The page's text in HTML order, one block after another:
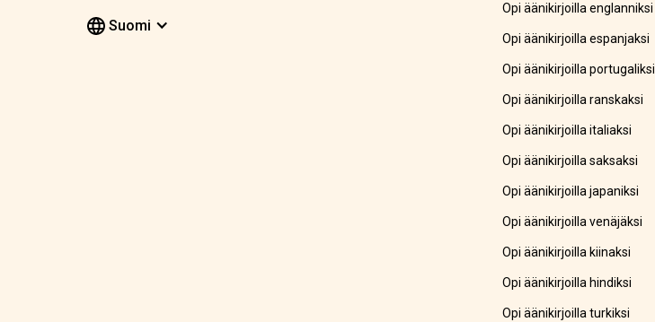
Suomi
Opi äänikirjoilla englanniksi
Opi äänikirjoilla espanjaksi
Opi äänikirjoilla portugaliksi
Opi äänikirjoilla ranskaksi
Opi äänikirjoilla italiaksi
Opi äänikirjoilla saksaksi
Opi äänikirjoilla japaniksi
Opi äänikirjoilla venäjäksi
Opi äänikirjoilla kiinaksi
Opi äänikirjoilla hindiksi
Opi äänikirjoilla turkiksi